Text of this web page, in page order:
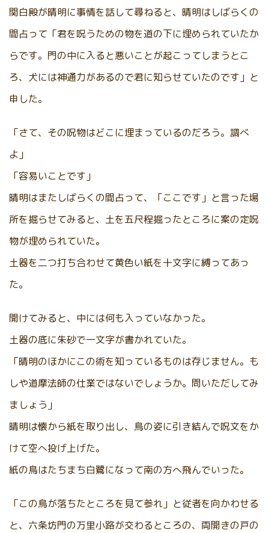
関白殿が晴明に事情を話して尋ねると、晴明はしばらくの
間占って「君を呪うための物を道の下に埋められていたか
らです。門の中に入ると悪いことが起こってしまうとこ
ろ、犬には神通力があるので君に知らせていたのです」と
申した。
「さて、その呪物はどこに埋まっているのだろう。調べ
よ」
「容易いことです」
晴明はまたしばらくの間占って、「ここです」と言った場
所を掘らせてみると、土を五尺程掘ったところに案の定呪
物が埋められていた。
土器を二つ打ち合わせて黄色い紙を十文字に縛ってあっ
た。
開けてみると、中には何も入っていなかった。
土器の底に朱砂で一文字が書かれていた。
「晴明のほかにこの術を知っているものは存じません。も
しや道摩法師の仕業ではないでしょうか。問いただしてみ
ましょう」
晴明は懐から紙を取り出し、鳥の姿に引き結んで呪文をか
けて空へ投げ上げた。
紙の鳥はたちまち白鷺になって南の方へ飛んでいった。
「この鳥が落ちたところを見て参れ」と従者を向かわせる
と、六条坊門の万里小路が交わるところの、両開きの戸の